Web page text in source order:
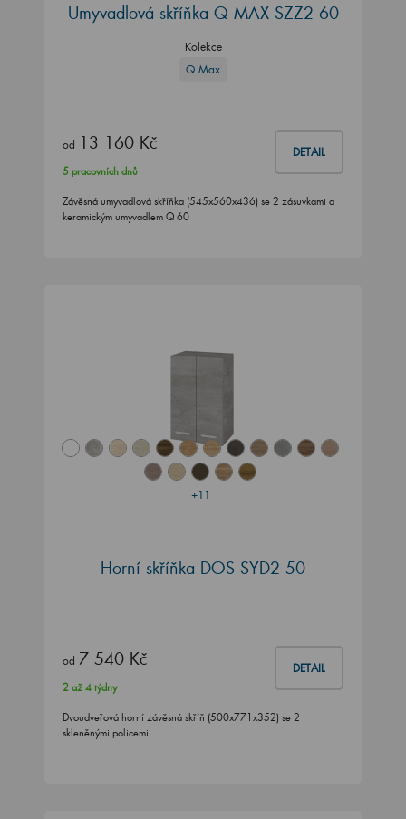
Umyvadlová skříňka Q MAX SZZ2 60
Kolekce
Q Max
od 13 160 Kč DETAIL
5 pracovních dnů
Závěsná umyvadlová skříňka (545x560x436) se 2 zásuvkami a
keramickým umyvadlem Q 60
+11
Horní skříňka DOS SYD2 50
od 7 540 Kč DETAIL
2 až 4 týdny
Dvoudveřová horní závěsná skříň (500x771x352) se 2
skleněnými policemi